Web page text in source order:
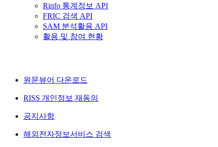
Rinfo 통계정보 API
FRIC 검색 API
SAM 분석활용 API
활용 및 참여 현황
원문뷰어 다운로드
RISS 개인정보 재동의
공지사항
해외전자정보서비스 검색